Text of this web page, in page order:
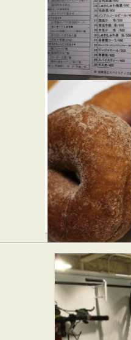
ゾン サン
カントサ
ンク ★★☆
弁当・惣菜
按田餃子
★☆☆
中華
ドーナツ
とコーヒ
ーの店 ハ
リッツ ★★★